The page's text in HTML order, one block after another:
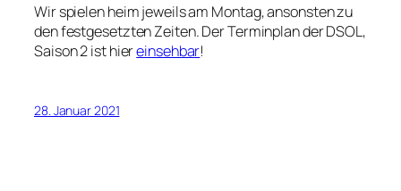
Wir spielen heim jeweils am Montag, ansonsten zu
den festgesetzten Zeiten. Der Terminplan der DSOL,
Saison 2 ist hiereinsehbar!
28. Januar 2021